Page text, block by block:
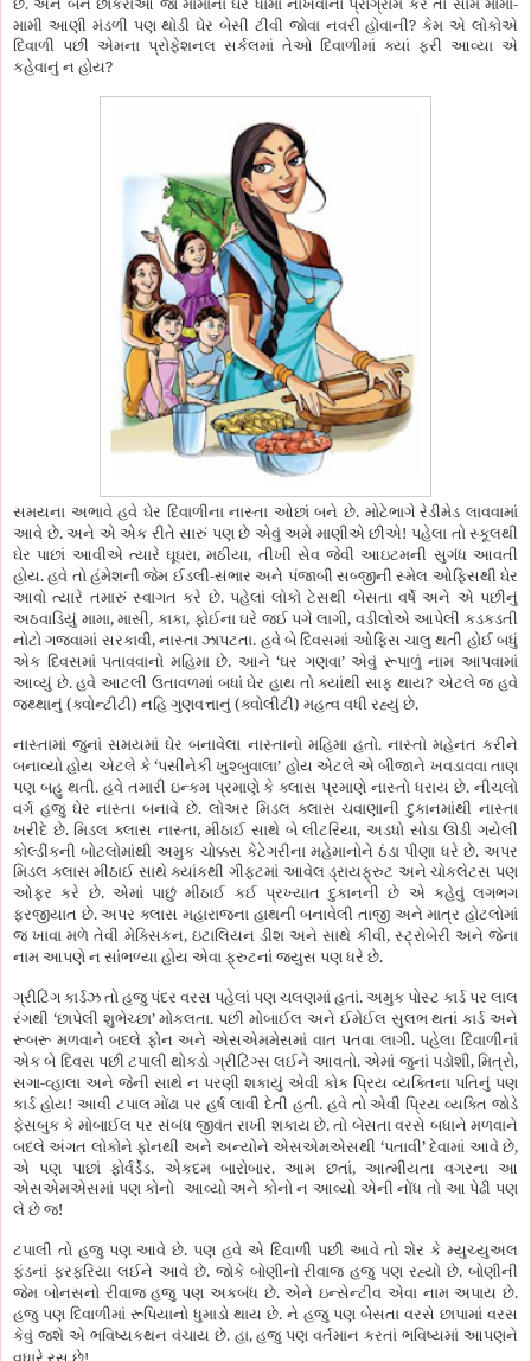
છે અને બેન છોકરાઓ જો મામાના ઘેર ધામા નાખવાનો પ્રોગ્રામ કરે તો સામે મામા
મામી આણી મંડળી પણ થોડી ઘેર બેસી ટીવી જોવા નવરી હોવાની?કેમ એ લોકોએ
દિવાળી પછી એમના પ્રોફેશનલ સર્કલમાં તેઓ દિવાળીમાં ક્યાં ફરી આવ્યા એ
કહેવાનું ન હોય?
સમયના અભાવે હવે ઘેર દિવાળીના નાસ્તા ઓછાં બને છે. મોટેભાગે રેડીમેડ લાવવામાં
આવે છે.અને એ એક રીતે સારું પણ છે એવું અમે માણીએ છીએ! પહેલા તો સ્કૂલથી
ઘેર પાછાં આવીએ ત્યારે ઘૂઘરા,મઠીયા, તીખી સેવ જેવી આઇટમની સુગંધ આવતી
હોય.હવે તો હંમેશની જેમ ઈડલી-સંભાર અને પંજાબી સબ્જીની સ્મેલ ઓફિસથી ઘેર
આવો ત્યારે તમારું સ્વાગત કરે છે. પહેલાં લોકો ટેસથી બેસતા વર્ષે અને એ પછીનું
અઠવાડિયું મામા,માસી, કાકા, ફોઈના ઘરે જઈ પગે લાગી, વડીલોએ આપેલી કડકડતી
નોટો ગજવામાં સરકાવી,નાસ્તા ઝાપટતા. હવે બે દિવસમાં ઓફિસ ચાલુ થતી હોઈ બધું
એક દિવસમાં પતાવવાનો મહિમા છે. આને‘ઘર ગણવા’એવું રૂપાળું નામ આપવામાં
આવ્યું છે.હવે આટલી ઉતાવળમાં બધાં ઘેર હાથ તો ક્યાંથી સાફ થાય? એટલે જ હવે
જથ્થાનું (ક્વોન્ટીટી) નહિ ગુણવત્તાનું (ક્વોલીટી) મહત્વ વધી રહ્યું છે.
નાસ્તામાં જુનાં સમયમાં ઘેર બનાવેલા નાસ્તાનો મહિમા હતો. નાસ્તો મહેનત કરીને
બનાવ્યો હોય એટલે કે‘પસીનેકી ખુશ્બુવાલા’ હોય એટલે એ બીજાને ખવડાવવા તાણ
પણ બહુ થતી. હવે તમારી ઇન્કમ પ્રમાણે કે ક્લાસ પ્રમાણે નાસ્તો ધરાય છે.નીચલો
વર્ગ હજુ ઘેર નાસ્તા બનાવે છે. લોઅર મિડલ ક્લાસ ચવાણાની દુકાનમાંથી નાસ્તા
ખરીદે છે.મિડલ ક્લાસ નાસ્તા,મીઠાઈ સાથે બે લીટરિયા,અડધો સોડા ઊડી ગયેલી
કોલ્ડીંકની બોટલોમાંથી અમુક ચોક્કસ કેટેગરીના મહેમાનોને ઠંડા પીણા ધરે છે.અપર
મિડલ ક્લાસ મીઠાઈ સાથે ક્યાંકથી ગીફ્ટમાં આવેલ ડ્રાયફ્રુટ અને ચોકલેટસ પણ
ઓફર કરે છે. એમાં પાછું મીઠાઈ કઈ પ્રખ્યાત દુકાનની છે એ કહેવું લગભગ
ફરજીયાત છે.અપર ક્લાસ મહારાજના હાથની બનાવેલી તાજી અને માત્ર હોટલોમાં
જ ખાવા મળે તેવી મેક્સિકન, ઇટાલિયન ડીશ અને સાથે કીવી, સ્ટ્રોબેરી અને જેના
નામ આપણે ન સાંભળ્યા હોય એવા ફ્રુટનાં જ્યુસ પણ ધરે છે.
ગ્રીટિંગ કાર્ડઝ તો હજુ પંદર વરસ પહેલાં પણ ચલણમાં હતાં. અમુક પોસ્ટ કાર્ડ પર લાલ
રંગથી ‘છાપેલી શુભેચ્છા’મોકલતા.પછી મોબાઈલ અને ઈમેઈલ સુલભ થતાં કાર્ડ અને
રૂબરૂ મળવાને બદલે ફોન અને એસએમમેસમાં વાત પતવા લાગી.પહેલા દિવાળીનાં
એક બે દિવસ પછી ટપાલી થોકડો ગ્રીટિંગ્સ લઈને આવતો.એમાં જુનાં પડોશી, મિત્રો,
સગા-વ્હાલા અને જેની સાથે ન પરણી શકાયું એવી કોક પ્રિય વ્યક્તિના પતિનું પણ
કાર્ડ હોય! આવી ટપાલ મોંઢા પર હર્ષ લાવી દેતી હતી. હવે તો એવી પ્રિય વ્યક્તિ જોડે
ફેસબુક કે મોબાઈલ પર સંબંધ જીવંત રાખી શકાય છે.તો બેસતા વરસે બધાને મળવાને
બદલે અંગત લોકોને ફોનથી અને અન્યોને એસએમએસથી ‘પતાવી’દેવામાં આવે છે,
એ પણ પાછાં ફોર્વર્ડેડ. એકદમ બારોબાર.આમ છતાં,આત્મીયતા વગરના આ
એસએમએસમાં પણ કોનો આવ્યો અને કોનો ન આવ્યો એની નોંધ તો આ પેઢી પણ
લે છે જ!
ટપાલી તો હજુ પણ આવે છે.પણ હવે એ દિવાળી પછી આવે તો શેર કે મ્યુચ્યુઅલ
ફંડનાં ફરફરિયા લઈને આવે છે. જોકે બોણીનો રીવાજ હજુ પણ રહ્યો છે.બોણીની
જેમ બોનસનો રીવાજ હજુ પણ અકબંધ છે.એને ઇન્સેન્ટીવ એવા નામ અપાય છે.
હજુ પણ દિવાળીમાં રૂપિયાનો ધુમાડો થાય છે. ને હજુ પણ બેસતા વરસે છાપામાં વરસ
કેવું જશે એ ભવિષ્યકથન વંચાય છે. હા,હજુ પણ વર્તમાન કરતાં ભવિષ્યમાં આપણને